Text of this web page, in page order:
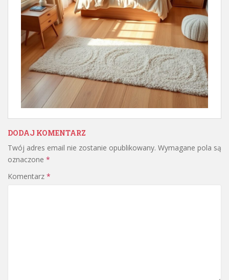
DODAJ KOMENTARZ
Twój adres email nie zostanie opublikowany. Wymagane pola są
oznaczone *
Komentarz *